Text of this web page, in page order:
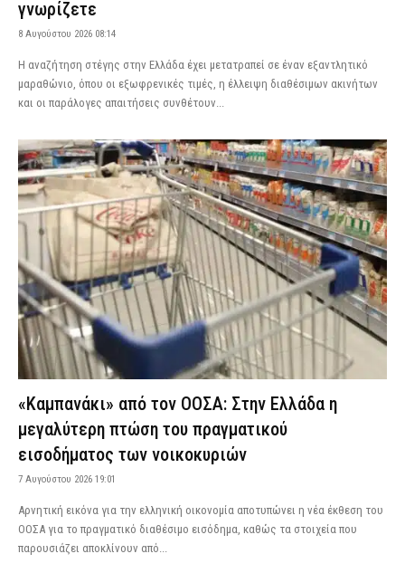
γνωρίζετε
8 Αυγούστου 2026 08:14
Η αναζήτηση στέγης στην Ελλάδα έχει μετατραπεί σε έναν εξαντλητικό
μαραθώνιο, όπου οι εξωφρενικές τιμές, η έλλειψη διαθέσιμων ακινήτων
και οι παράλογες απαιτήσεις συνθέτουν...
«Καμπανάκι» από τον ΟΟΣΑ: Στην Ελλάδα η
μεγαλύτερη πτώση του πραγματικού
εισοδήματος των νοικοκυριών
7 Αυγούστου 2026 19:01
Αρνητική εικόνα για την ελληνική οικονομία αποτυπώνει η νέα έκθεση του
ΟΟΣΑ για το πραγματικό διαθέσιμο εισόδημα, καθώς τα στοιχεία που
παρουσιάζει αποκλίνουν από...